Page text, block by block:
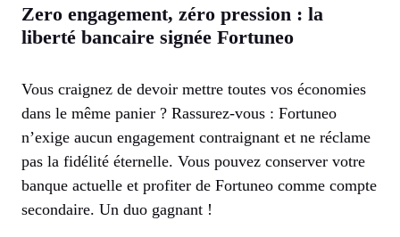
Zero engagement, zéro pression : la
liberté bancaire signée Fortuneo
Vous craignez de devoir mettre toutes vos économies
dans le même panier ? Rassurez-vous : Fortuneo
n’exige aucun engagement contraignant et ne réclame
pas la fidélité éternelle. Vous pouvez conserver votre
banque actuelle et profiter de Fortuneo comme compte
secondaire. Un duo gagnant !